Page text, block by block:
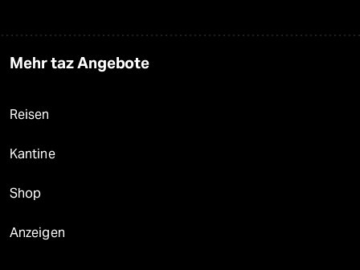
Mehr taz Angebote
Reisen
Kantine
Shop
Anzeigen